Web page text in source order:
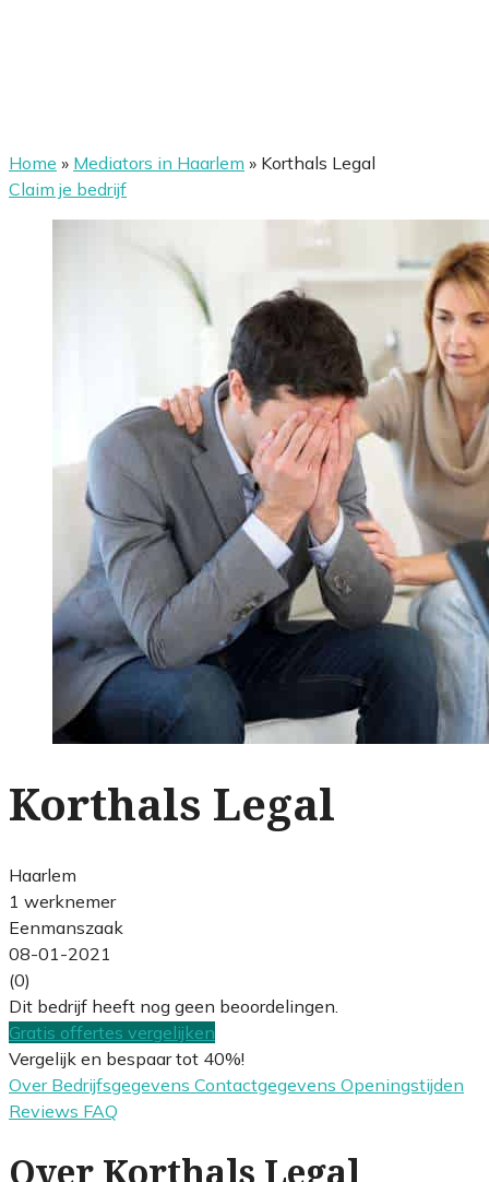
Home » Mediators in Haarlem » Korthals Legal
Claim je bedrijf
Korthals Legal
Haarlem
1 werknemer
Eenmanszaak
08-01-2021
(0)
Dit bedrijf heeft nog geen beoordelingen.
Gratis offertes vergelijken
Vergelijk en bespaar tot 40%!
Over Bedrijfsgegevens Contactgegevens Openingstijden
Reviews FAQ
Over Korthals Legal